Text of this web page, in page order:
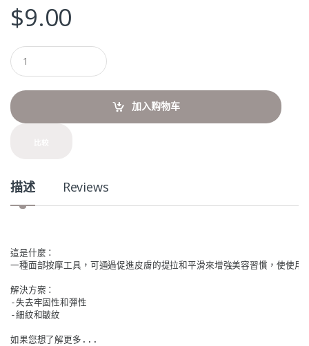
$9.00
Q
u
a
t
i
加入购物车
描述 Reviews
這是什麼：
一種面部按摩工具，可通過促進皮膚的提拉和平滑來增強美容習慣，使使用
解決方案：
-失去牢固性和彈性
-細紋和皺紋
如果您想了解更多...